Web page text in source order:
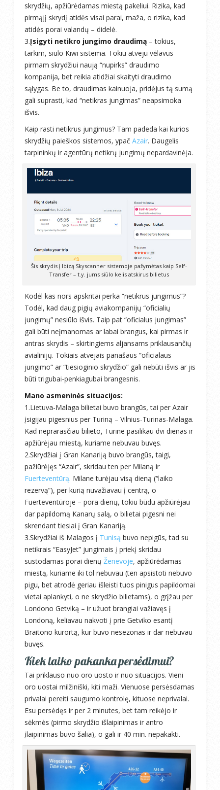
skrydžių, apžiūrėdamas miestą pakeliui. Rizika, kad
pirmąjį skrydį atidės visai parai, maža, o rizika, kad
atidės porai valandų – didelė.
3.Įsigyti netikro jungimo draudimą – tokius,
tarkim, siūlo Kiwi sistema. Tokiu atveju vėlavus
pirmam skrydžiui naują “nupirks” draudimo
kompanija, bet reikia atidžiai skaityti draudimo
sąlygas. Be to, draudimas kainuoja, pridėjus tą sumą
gali suprasti, kad “netikras jungimas” neapsimoka
išvis.
Kaip rasti netikrus jungimus? Tam padeda kai kurios
skrydžių paieškos sistemos, ypač Azair. Daugelis
tarpininkų ir agentūrų netikrų jungimų nepardavinėja.
Šis skrydis į Ibizą Skyscanner sistemoje pažymėtas kaip Self-
Transfer – t.y. jums siūlo kelis atskirus bilietus
Kodėl kas nors apskritai perka “netikrus jungimus”?
Todėl, kad daug pigių aviakompanijų “oficialių
jungimų” nesiūlo išvis. Taip pat “oficialus jungimas”
gali būti neįmanomas ar labai brangus, kai pirmas ir
antras skrydis – skirtingiems aljansams priklausančių
avialinijų. Tokiais atvejais panašaus “oficialaus
jungimo” ar “tiesioginio skrydžio” gali nebūti išvis ar jis
būti trigubai-penkiagubai brangesnis.
Mano asmeninės situacijos:
1.Lietuva-Malaga bilietai buvo brangūs, tai per Azair
įsigijau pigesnius per Turiną – Vilnius-Turinas-Malaga.
Kad neprarasčiau bilieto, Turine pasilikau dvi dienas ir
apžiūrėjau miestą, kuriame nebuvau buvęs.
2.Skrydžiai į Gran Kanariją buvo brangūs, taigi,
pažiūrėjęs “Azair”, skridau ten per Milaną ir
Fuerteventūrą. Milane turėjau visą dieną (“laiko
rezervą”), per kurią nuvažiavau į centrą, o
Fuerteventūroje – pora dienų, tokiu būdu apžiūrėjau
dar papildomą Kanarų salą, o bilietai pigesni nei
skrendant tiesiai į Gran Kanariją.
3.Skrydžiai iš Malagos į Tunisą buvo nepigūs, tad su
netikrais “EasyJet” jungimais į priekį skridau
sustodamas porai dienų Ženevoje, apžiūrėdamas
miestą, kuriame iki tol nebuvau (ten apsistoti nebuvo
pigu, bet atrodė geriau išleisti tuos pinigus papildomai
vietai aplankyti, o ne skrydžio bilietams), o grįžau per
Londono Getviką – ir užuot brangiai važiavęs į
Londoną, keliavau nakvoti į prie Getviko esantį
Braitono kurortą, kur buvo nesezonas ir dar nebuvau
buvęs.
Kiek laiko pakanka persėdimui?
Tai priklauso nuo oro uosto ir nuo situacijos. Vieni
oro uostai milžiniški, kiti maži. Vienuose persėsdamas
privalai pereiti saugumo kontrolę, kituose neprivalai.
Esu persėdęs ir per 2 minutes, bet tam reikėjo ir
sėkmės (pirmo skrydžio išlaipinimas ir antro
įlaipinimas buvo šalia), o gali ir 40 min. nepakakti.